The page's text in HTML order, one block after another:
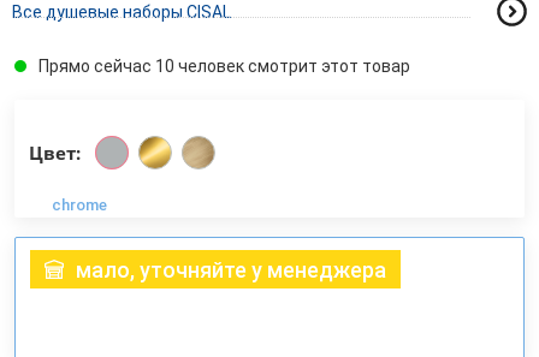
Все душевые наборы CISAL
Прямо сейчас 10 человек смотрит этот товар
Цвет:
chrome
мало, уточняйте у менеджера